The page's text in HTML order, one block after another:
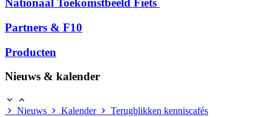
Nationaal Toekomstbeeld Fiets
Partners & F10
Producten
Nieuws & kalender
Nieuws Kalender Terugblikken kenniscafés